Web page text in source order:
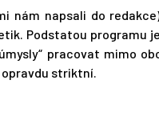
nám napsali do
Podstatou programu
pracovat mimo
opravdu striktní.